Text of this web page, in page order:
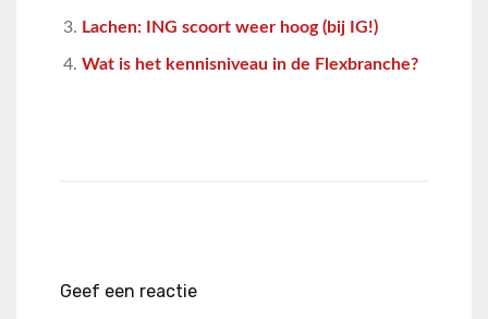
Lachen: ING scoort weer hoog (bij IG!)
Wat is het kennisniveau in de Flexbranche?
Geef een reactie